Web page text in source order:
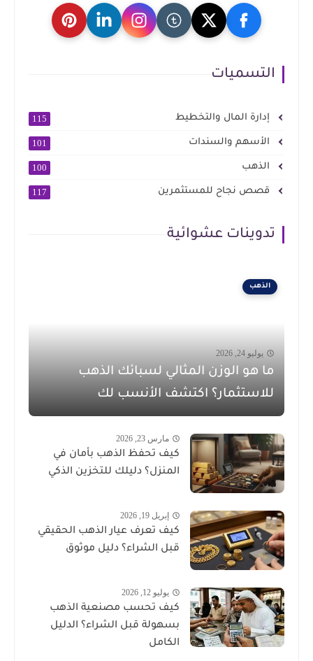
التسميات
إدارة المال والتخطيط 115
الأسهم والسندات 101
الذهب 100
قصص نجاح للمستثمرين 117
تدوينات عشوائية
الذهب
يوليو 24, 2026
ما هو الوزن المثالي لسبائك الذهب
للاستثمار؟ اكتشف الأنسب لك
مارس 23, 2026
كيف تحفظ الذهب بأمان في
المنزل؟ دليلك للتخزين الذكي
إبريل 19, 2026
كيف تعرف عيار الذهب الحقيقي
قبل الشراء؟ دليل موثوق
يوليو 12, 2026
كيف تحسب مصنعية الذهب
بسهولة قبل الشراء؟ الدليل
الكامل